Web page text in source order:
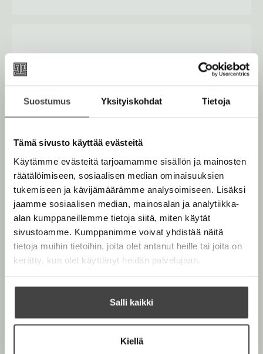
Suostumus Yksityiskohdat Tietoja
Tämä sivusto käyttää evästeitä
Käytämme evästeitä tarjoamamme sisällön ja mainosten
räätälöimiseen, sosiaalisen median ominaisuuksien
tukemiseen ja kävijämäärämme analysoimiseen. Lisäksi
jaamme sosiaalisen median, mainosalan ja analytiikka-
alan kumppaneillemme tietoja siitä, miten käytät
sivustoamme. Kumppanimme voivat yhdistää näitä
tietoja muihin tietoihin, joita olet antanut heille tai joita on
kerätty, kun olet käyttänyt heidän palvelujaan.
Salli kaikki
Kiellä
Kevät 2026
Kevät 2025
Syksy 2024
Kevät 2024
Syksy 2023
Kevät 2023
Syksy 2022